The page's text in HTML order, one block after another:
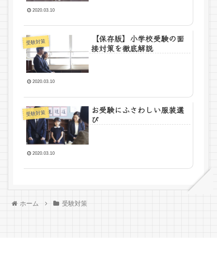
2020.03.10
受験対策
【保存版】小学校受験の面
接対策を徹底解説
2020.03.10
受験対策
お受験にふさわしい服装選
び
2020.03.10
ホーム 受験対策